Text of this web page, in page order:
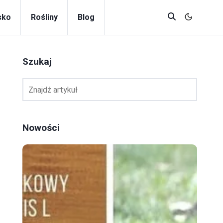
Rośliny Blog
Szukaj
Nowości